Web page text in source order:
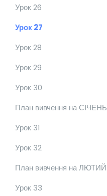
Урок 26
Урок 27
Урок 28
Урок 29
Урок 30
План вивчення на СІЧЕНЬ
Урок 31
Урок 32
План вивчення на ЛЮТИЙ
Урок 33